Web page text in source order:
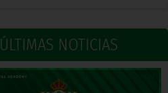
ÚLTIMAS NOTICIAS